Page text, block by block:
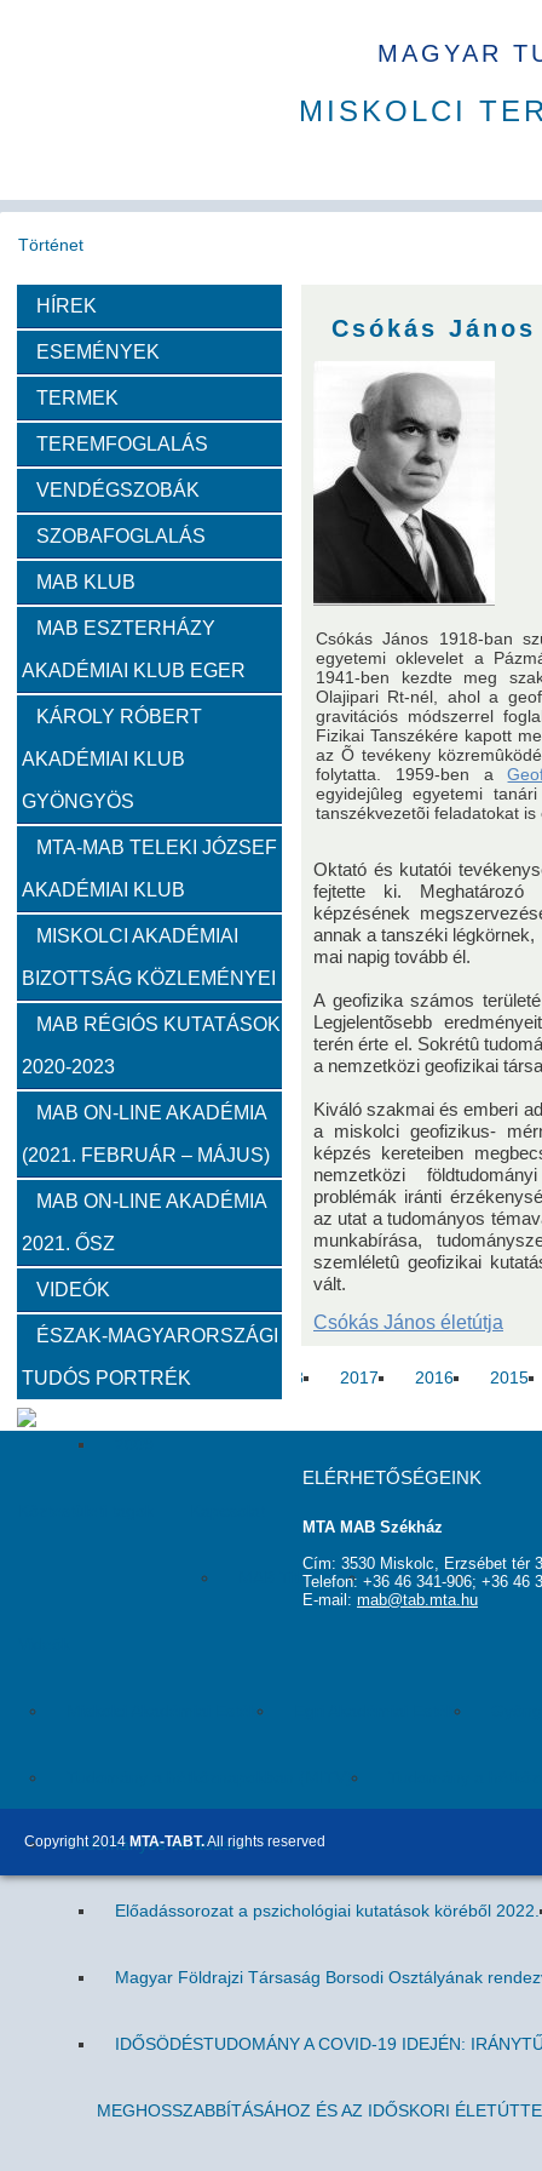
MAGYAR
MISKOLCI
Történet
Köszöntő
Díjazottak
Tudós arcképek
Csókás János Geleji Sándor Sályi István
Zambó János
Választott vezetők Akadémikusok Nem akadémikus
Közérdekű információk
SZMSZ
Alapítvány
2020 2019 2018
2012 2011 2010
Közgyűlések
2020 2019 2018
Határon túli kapcsolatok (beszámolók)
2020 2018 2017 2016 2015
MAB Titkárság Elnökség
Miskolci Akadémiai Esték Egri Akadémiai Esték
Tudomány a hétköznapokban (MITV)
Tudományos előadások
Előadássorozat a pszichológiai kutatások köréből 2022.
Magyar Földrajzi Társaság Borsodi Osztályának
IDŐSÖDÉSTUDOMÁNY A COVID-19 IDEJÉN:
MEGHOSSZABBÍTÁSÁHOZ ÉS AZ IDŐSKORI
HÍREK
ESEMÉNYEK
TERMEK
TEREMFOGLALÁS
VENDÉGSZOBÁK
SZOBAFOGLALÁS
MAB KLUB
MAB ESZTERHÁZY
AKADÉMIAI KLUB EGER
KÁROLY RÓBERT
AKADÉMIAI KLUB
GYÖNGYÖS
MTA-MAB TELEKI JÓZSEF
AKADÉMIAI KLUB
MISKOLCI AKADÉMIAI
BIZOTTSÁG KÖZLEMÉNYEI
MAB RÉGIÓS KUTATÁSOK
2020-2023
MAB ON-LINE AKADÉMIA
(2021. FEBRUÁR – MÁJUS)
MAB ON-LINE AKADÉMIA
2021. ŐSZ
VIDEÓK
ÉSZAK-MAGYARORSZÁGI
TUDÓS PORTRÉK
Csókás János
Csókás János 1918-ban
egyetemi oklevelet a
1941-ben kezdte meg
Olajipari Rt-nél, ahol a
gravitációs módszerrel
Fizikai Tanszékére kapott
az Õ tevékeny
folytatta. 1959-ben a
egyidejûleg egyetemi
tanszékvezetõi feladatokat is
Oktató és kutatói
fejtette ki. Meghatározó
képzésének
annak a tanszéki
mai napig tovább él.
A geofizika számos
Legjelentõsebb
terén érte el. Sokrétû
a nemzetközi geofizikai
Kiváló szakmai és emberi
a miskolci geofizikus-
képzés kereteiben
nemzetközi
problémák iránti
az utat a tudományos
munkabírása,
szemléletû geofizikai
vált.
Csókás János életútja
ELÉRHETŐSÉGEINK
MTA MAB Székház
Cím: 3530 Miskolc, Erzsébet tér
Telefon: +36 46 341-906; +36 46
E-mail: mab@tab.mta.hu
Copyright 2014 MTA-TABT.All rights reserved